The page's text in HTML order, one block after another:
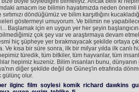
amacım ise bilimin hayatımızda neden önemli
döndüğümüz ve bilim karşıtlığını
göstermeyi umuyorum. Ve bilimin ne
Başlamak için en uygun yer her şeyin
çok şey var ve araştırmaya devam
hiç şüpheye yer bırakmayacak şekilde ortaya
Ve kısa bir süre sonra, ilk bir milyar yılda ilk canlı
türedik, tüm bitkiler, tüm hayvanlar, tüm
hepimiz kuzeniz. Bilim insanları bunu,
diğer şekilde değil de Güneş'in etrafında
gülünç olur.
ilginc film soylesi komik richard dawkins